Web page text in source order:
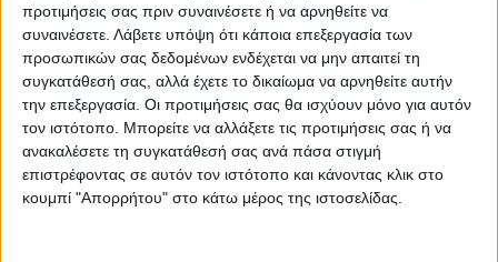
προτιμήσεις σας πριν συναινέσετε ή να αρνηθείτε να
συναινέσετε. Λάβετε υπόψη ότι κάποια επεξεργασία των
προσωπικών σας δεδομένων ενδέχεται να μην απαιτεί τη
συγκατάθεσή σας, αλλά έχετε το δικαίωμα να αρνηθείτε αυτήν
την επεξεργασία. Οι προτιμήσεις σας θα ισχύουν μόνο για αυτόν
τον ιστότοπο. Μπορείτε να αλλάξετε τις προτιμήσεις σας ή να
ανακαλέσετε τη συγκατάθεσή σας ανά πάσα στιγμή
επιστρέφοντας σε αυτόν τον ιστότοπο και κάνοντας κλικ στο
κουμπί "Απορρήτου" στο κάτω μέρος της ιστοσελίδας.
Ακολούθησε την εφημερίδα ΝΕΟΣ
ΑΓΩΝ στο Google News!
Όλες οι εξελίξεις στην περιοχή της
Καρδίτσας και ευρύτερα της Θεσσαλίας
ΠΡΟΗΓΟΥΜΕΝΟ ΑΡΘΡΟ
Lockdown - Σταϊκούρας:
ΕΠΟΜΕΝΟ ΑΡΘΡΟ
Αγωνία των εμπορων για το